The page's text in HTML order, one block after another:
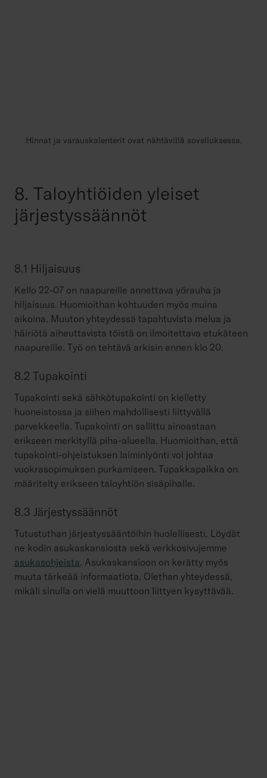
Hinnat ja varauskalenterit ovat nähtävillä sovelluksessa.
8. Taloyhtiöiden yleiset
järjestyssäännöt
8.1 Hiljaisuus
Kello 22-07 on naapureille annettava yörauha ja
hiljaisuus. Huomioithan kohtuuden myös muina
aikoina. Muuton yhteydessä tapahtuvista melua ja
häiriötä aiheuttavista töistä on ilmoitettava etukäteen
naapureille. Työ on tehtävä arkisin ennen klo 20.
8.2 Tupakointi
Tupakointi sekä sähkötupakointi on kielletty
huoneistossa ja siihen mahdollisesti liittyvällä
parvekkeella. Tupakointi on sallittu ainoastaan
erikseen merkityllä piha-alueella. Huomioithan, että
tupakointi-ohjeistuksen laiminlyönti voi johtaa
vuokrasopimuksen purkamiseen. Tupakkapaikka on
määritelty erikseen taloyhtiön sisäpihalle.
8.3 Järjestyssäännöt
Tutustuthan järjestyssääntöihin huolellisesti. Löydät
ne kodin asukaskansiosta sekä verkkosivujemme
asukasohjeista. Asukaskansioon on kerätty myös
muuta tärkeää informaatiota. Olethan yhteydessä,
mikäli sinulla on vielä muuttoon liittyen kysyttävää.